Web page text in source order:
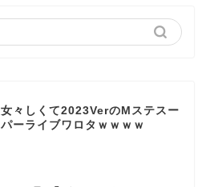
女々しくて2023VerのMステスー
パーライブワロタｗｗｗｗ